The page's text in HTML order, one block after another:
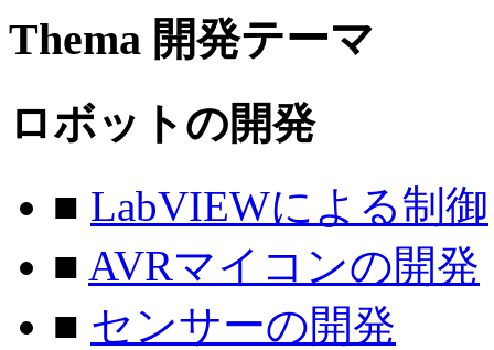
Thema 開発テーマ
ロボットの開発
■ LabVIEWによる制御
■ AVRマイコンの開発
■ センサーの開発